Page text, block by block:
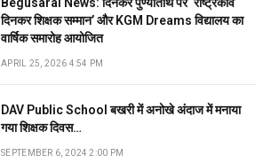
Begusarai News: दिनकर पुण्यतिथि पर ‘राष्ट्रकवि
दिनकर शिक्षक सम्मान’ और KGM Dreams विद्यालय का
वार्षिक समारोह आयोजित
APRIL 25, 2026 4:54 PM
DAV Public School बखरी में अनोखे अंदाज में मनाया
गया शिक्षक दिवस…
SEPTEMBER 6, 2024 2:00 PM